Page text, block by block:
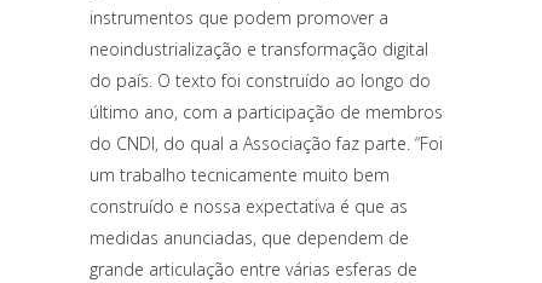
instrumentos que podem promover a
neoindustrialização e transformação digital
do país. O texto foi construído ao longo do
último ano, com a participação de membros
do CNDI, do qual a Associação faz parte. “Foi
um trabalho tecnicamente muito bem
construído e nossa expectativa é que as
medidas anunciadas, que dependem de
grande articulação entre várias esferas de